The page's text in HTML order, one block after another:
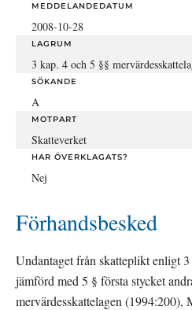
MEDDELANDEDATUM
2008-10-28
LAGRUM
3 kap. 4 och 5 §§
SÖKANDE
A
MOTPART
Skatteverket
HAR ÖVERKLAGATS?
Nej
Förhandsbesked
Undantaget från skatteplikt enligt
jämförd med 5 § första stycket
mervärdesskattelagen